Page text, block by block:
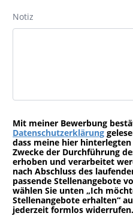
Notiz
Mit meiner Bewerbung
Datenschutzerklärung
dass meine hier
Zwecke der Durchführung
erhoben und verarbeitet
nach Abschluss des
passende Stellenangebote
wählen Sie unten „Ich
Stellenangebote erhalten“
jederzeit formlos widerrufen.